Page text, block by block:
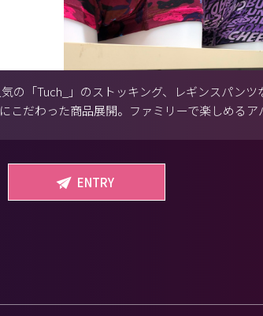
気の「Tuch_」のストッキング、レギンスパン
こだわった商品展開。ファミリーで楽しめる
ENTRY